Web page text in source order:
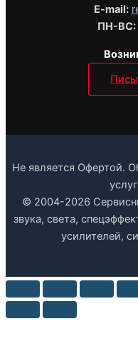
E-mail:
ПН-ВС:
Не является Офертой.
© 2004-2026
звука, света,
усилителей,